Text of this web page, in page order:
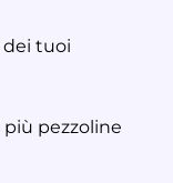
dei tuoi
più pezzoline